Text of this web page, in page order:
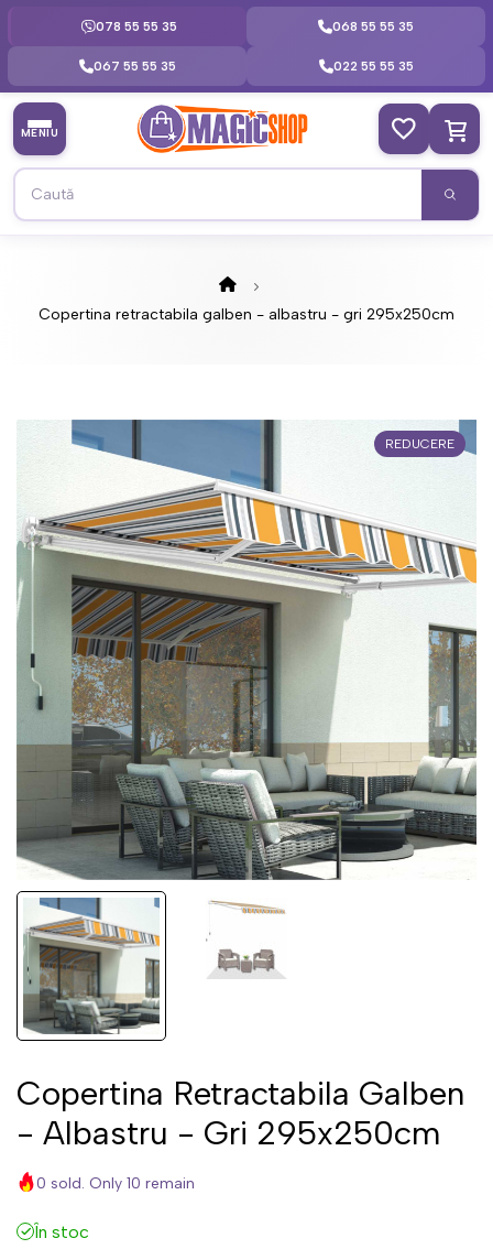
078 55 55 35 068 55 55 35
067 55 55 35 022 55 55 35
MENIU
Copertina retractabila galben - albastru - gri 295x250cm
REDUCERE
Copertina Retractabila Galben
- Albastru - Gri 295x250cm
0 sold. Only 10 remain
În stoc